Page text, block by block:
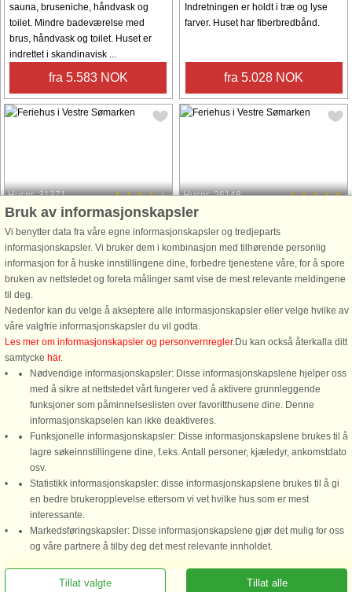
Ring oss for å bestille
sauna, bruseniche, håndvask og
toilet. Mindre badeværelse med
brus, håndvask og toilet. Huset er
indrettet i skandinavisk ...
fra 5.583 NOK
Indretningen er holdt i træ og lyse
farver. Huset har fiberbredbånd.
fra 5.028 NOK
Husnr: 31371
Vestre Sømarken
6 personer, 67 m²
1,5 km til kyst.
Ældre sommerhus med spændende
indretning beliggende på idyllisk
skovgrund tæt på en af øens bedste
sandstrande. Huset er løbende
renoveret. Loftet er indrettet til hems
med sovepladser i åbne alkover. ...
fra 6.003 NOK
Husnr: 26148
Vestre Sømarken
10 personer, 129 m²
185 m til kyst.
Naturskønt beliggende sommerhus
m2 naturgrund direkte grænsende
op til fredet skovområde med natursti
til fineste badestrand. Mange dyr
fra 7.301 NOK
alle hus i området.
DanCenter A/S - Kronprinsensgade 3, 2. - 1114 København K - Danmark
Bruk av informasjonskapsler
Vi benytter data fra våre egne informasjonskapsler og tredjeparts
informasjonskapsler. Vi bruker dem i kombinasjon med tilhørende personlig
informasjon for å huske innstillingene dine, forbedre tjenestene våre, for å spore
bruken av nettstedet og foreta målinger samt vise de mest relevante meldingene
til deg.
Nedenfor kan du velge å akseptere alle informasjonskapsler eller velge hvilke av
våre valgfrie informasjonskapsler du vil godta.
Les mer om informasjonskapsler og personvernregler.Du kan också återkalla ditt
samtycke här.
Nødvendige informasjonskapsler: Disse informasjonskapslene hjelper oss
med å sikre at nettstedet vårt fungerer ved å aktivere grunnleggende
funksjoner som påminnelseslisten over favoritthusene dine. Denne
informasjonskapselen kan ikke deaktiveres.
Funksjonelle informasjonskapsler: Disse informasjonskapslene brukes til å
lagre søkeinnstillingene dine, f.eks. Antall personer, kjæledyr, ankomstdato
osv.
Statistikk informasjonskapsler: disse informasjonskapslene brukes til å gi
en bedre brukeropplevelse ettersom vi vet hvilke hus som er mest
interessante.
Markedsføringskapsler: Disse informasjonskapslene gjør det mulig for oss
og våre partnere å tilby deg det mest relevante innholdet.
Tillat alle
Tillat valgte